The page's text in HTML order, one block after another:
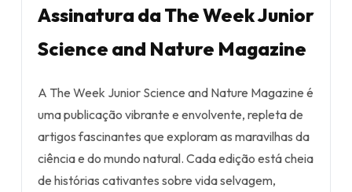
Assinatura da The Week Junior
Science and Nature Magazine
A The Week Junior Science and Nature Magazine é
uma publicação vibrante e envolvente, repleta de
artigos fascinantes que exploram as maravilhas da
ciência e do mundo natural. Cada edição está cheia
de histórias cativantes sobre vida selvagem,